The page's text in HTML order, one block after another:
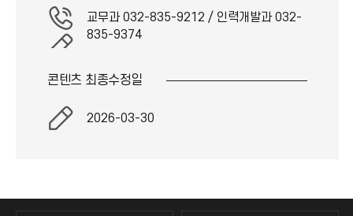
교무과 032-835-9212 / 인력개발과 032-
835-9374
콘텐츠 최종수정일
2026-03-30